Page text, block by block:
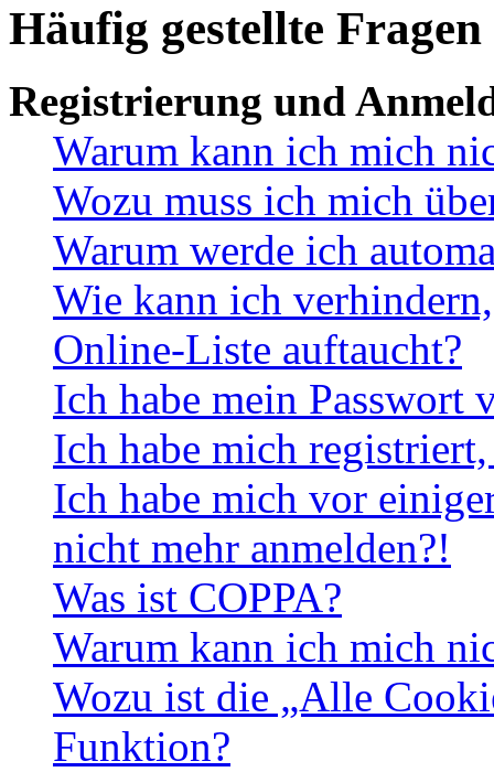
Häufig gestellte Fragen
Registrierung und
Warum kann ich mich
Wozu muss ich mich
Warum werde ich
Wie kann ich
Online-Liste auftaucht?
Ich habe mein Passwort
Ich habe mich
Ich habe mich vor
nicht mehr anmelden?!
Was ist COPPA?
Warum kann ich mich
Wozu ist die „Alle
Funktion?